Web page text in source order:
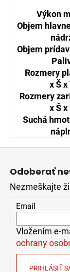
Výkon
Objem
Objem
Rozmery
x Š x
Rozmery
x Š x
Suchá
Odoberať
Nezmeškajte
Email
Vložením e-
ochrany
PRIHLÁSIŤ